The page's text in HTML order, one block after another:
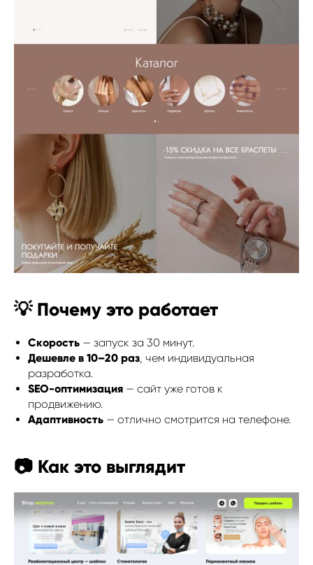
💡 Почему это работает
Скорость — запуск за 30 минут.
Дешевле в 10–20 раз, чем индивидуальная
разработка.
SEO-оптимизация — сайт уже готов к
продвижению.
Адаптивность — отлично смотрится на телефоне.
📷 Как это выглядит